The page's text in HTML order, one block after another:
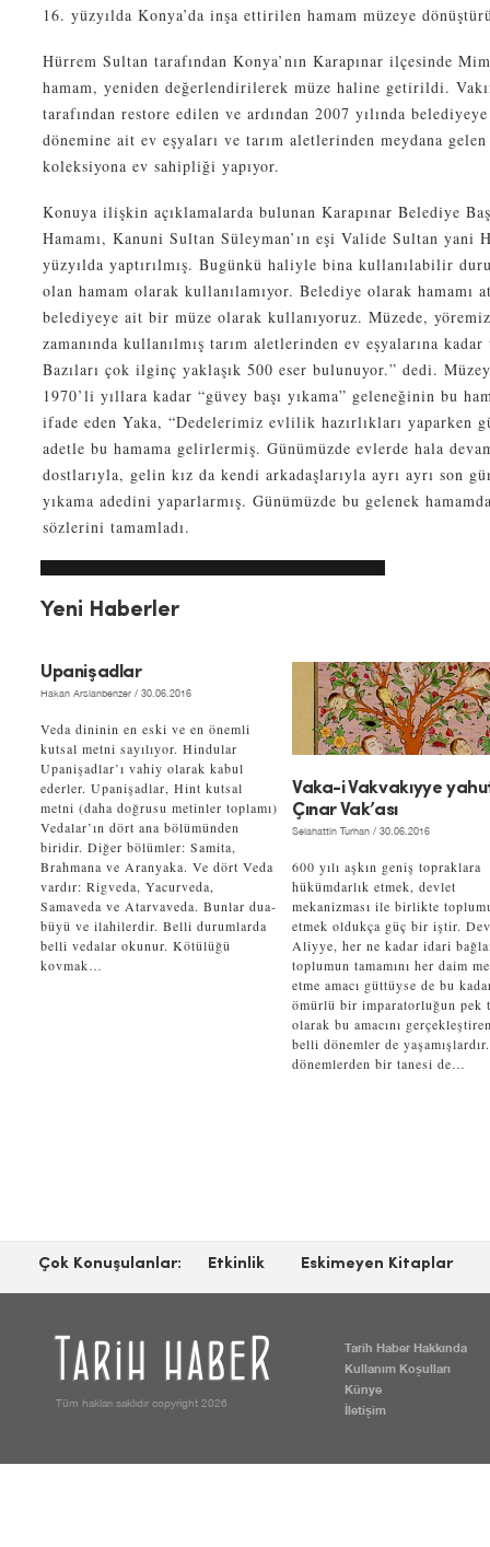
16. yüzyılda Konya’da inşa ettirilen hamam müzeye
Hürrem Sultan tarafından Konya’nın Karapınar ilçesinde
hamam, yeniden değerlendirilerek müze haline getirildi.
tarafından restore edilen ve ardından 2007 yılında
dönemine ait ev eşyaları ve tarım aletlerinden meydana
koleksiyona ev sahipliği yapıyor.
Konuya ilişkin açıklamalarda bulunan Karapınar Belediye
Hamamı, Kanuni Sultan Süleyman’ın eşi Valide Sultan yani
yüzyılda yaptırılmış. Bugünkü haliyle bina kullanılabilir
olan hamam olarak kullanılamıyor. Belediye olarak hamamı
belediyeye ait bir müze olarak kullanıyoruz. Müzede,
zamanında kullanılmış tarım aletlerinden ev eşyalarına
Bazıları çok ilginç yaklaşık 500 eser bulunuyor.” dedi.
1970’li yıllara kadar “güvey başı yıkama” geleneğinin bu
ifade eden Yaka, “Dedelerimiz evlilik hazırlıkları yaparken
adetle bu hamama gelirlermiş. Günümüzde evlerde hala
dostlarıyla, gelin kız da kendi arkadaşlarıyla ayrı ayrı son
yıkama adedini yaparlarmış. Günümüzde bu gelenek
sözlerini tamamladı.
Yeni Haberler
Upanişadlar
Hakan Arslanbenzer / 30.06.2016
Veda dininin en eski ve en önemli
kutsal metni sayılıyor. Hindular
Upanişadlar’ı vahiy olarak kabul
ederler. Upanişadlar, Hint kutsal
metni (daha doğrusu metinler toplamı)
Vedalar’ın dört ana bölümünden
biridir. Diğer bölümler: Samita,
Brahmana ve Aranyaka. Ve dört Veda
vardır: Rigveda, Yacurveda,
Samaveda ve Atarvaveda. Bunlar dua-
büyü ve ilahilerdir. Belli durumlarda
belli vedalar okunur. Kötülüğü
kovmak…
Vaka-i Vakvakıyye
Çınar Vak’ası
Selahattin Turhan / 30.06.2016
600 yılı aşkın geniş topraklara
hükümdarlık etmek, devlet
mekanizması ile birlikte
etmek oldukça güç bir iştir.
Aliyye, her ne kadar idari
toplumun tamamını her daim
etme amacı güttüyse de bu
ömürlü bir imparatorluğun pek
olarak bu amacını
belli dönemler de
dönemlerden bir tanesi de…
Çok Konuşulanlar: Etkinlik Eskimeyen Kitaplar
Tarih Haber Hakkında
Kullanım Koşulları
Künye
İletişim
Tüm hakları saklıdır copyright 2026